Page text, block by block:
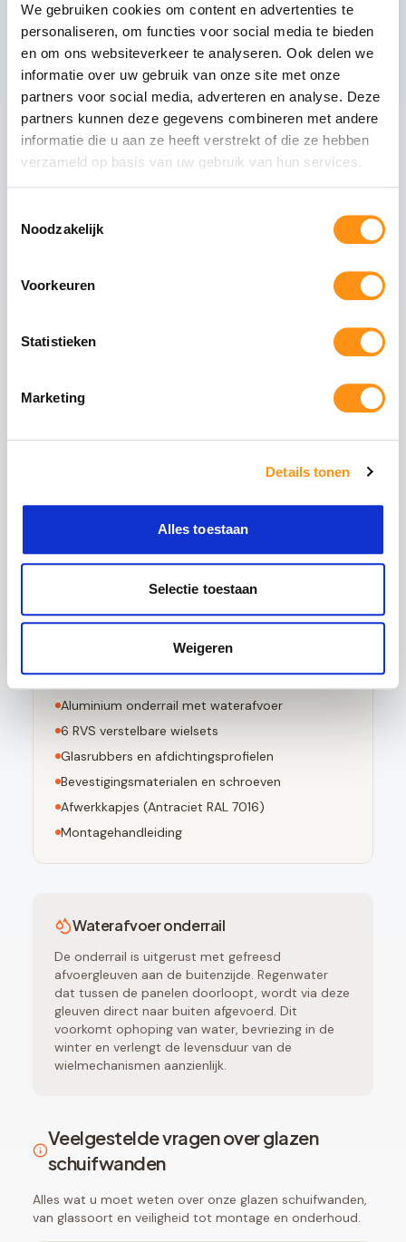
We gebruiken cookies om content en advertenties te
personaliseren, om functies voor social media te bieden
en om ons websiteverkeer te analyseren. Ook delen we
informatie over uw gebruik van onze site met onze
partners voor social media, adverteren en analyse. Deze
partners kunnen deze gegevens combineren met andere
informatie die u aan ze heeft verstrekt of die ze hebben
verzameld op basis van uw gebruik van hun services.
Noodzakelijk
Voorkeuren
Statistieken
Marketing
Details tonen
Alles toestaan
Selectie toestaan
Weigeren
Glasdikte
10mm gehard (ESG)
Glastype
Helder glas
Geslepen (niet scherp)
Profielmateriaal
Aluminium 6063-T6
Afwerking
Antraciet RAL 7016
Wieltype
RVS 304, verstelbaar
Aantal rails
Veiligheid van gehard glas
Gehard glas (ESG - Einscheiben-Sicherheitsglas)
ondergaat een speciaal thermisch proces waarbij
vervolgens snel wordt afgekoeld. Dit creëert een
permanente drukspanning in het oppervlak,
Bestand tegen grote temperatuurverschillen
Voldoet aan EN 12150-1 norm
Dit pakket bevat
stuks 10mm geharde glaspanelen
Aluminium bovenrail (Antraciet RAL 7016)
Aluminium onderrail met waterafvoer
6 RVS verstelbare wielsets
Glasrubbers en afdichtingsprofielen
Bevestigingsmaterialen en schroeven
Afwerkkapjes (Antraciet RAL 7016)
Montagehandleiding
Waterafvoer onderrail
De onderrail is uitgerust met gefreesd
afvoergleuven aan de buitenzijde. Regenwater
dat tussen de panelen doorloopt, wordt via deze
gleuven direct naar buiten afgevoerd. Dit
voorkomt ophoping van water, bevriezing in de
winter en verlengt de levensduur van de
wielmechanismen aanzienlijk.
Veelgestelde vragen over glazen
schuifwanden
Alles wat u moet weten over onze glazen schuifwanden,
van glassoort en veiligheid tot montage en onderhoud.